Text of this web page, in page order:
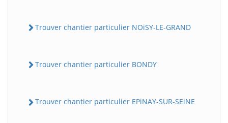
Trouver chantier particulier NOiSY-LE-GRAND
Trouver chantier particulier BONDY
Trouver chantier particulier EPiNAY-SUR-SEiNE